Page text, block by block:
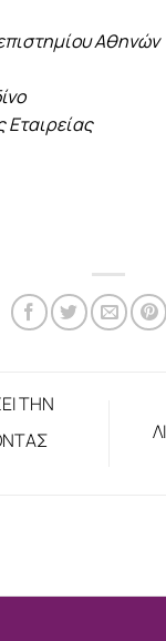
Αθηνών
Εταιρείας
ΤΗΝ